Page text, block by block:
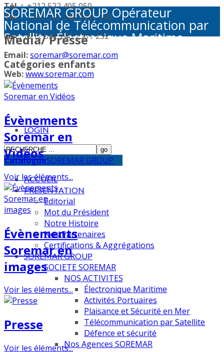
Tél. :+212 522 405 050
Tél. :+212 522 248 245 / 249
Fax :+212 522 248 236 / 252
Email:soremar@soremar.com
Web:www.soremar.com
LOGIN
CatalogueSOREMAR GROUP
ACCUEIL
PRESENTATION
Editorial
Mot du Président
Notre Histoire
Nos Partenaires
Certifications & Aggrégations
SOREMAR GROUP
SOCIETE SOREMAR
NOS ACTIVITES
Électronique Maritime
Activités Portuaires
Plaisance et Sécurité en Mer
Télécommunication par Satellite
Défence et sécurité
Nos Agences SOREMAR
SOREMAR GROUP Opérateur
National de Télécommunication par
Satellite: Électronique Maritime -
Activités Portuaires - Plaisance et
Sécurité en Mer - Télécommunication
par Satellite - Défense et sécurité -
Géolocalisation - Visioconférence
Media/ Presse
Catégories enfants
Évènements
Soremar en
Vidéos
Voir les éléments...
Évènements
Soremar en
images
Voir les éléments...
Presse
Voir les éléments...